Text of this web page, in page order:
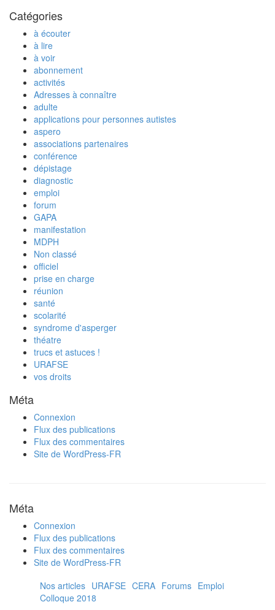
Catégories
à écouter
à lire
à voir
abonnement
activités
Adresses à connaître
adulte
applications pour personnes autistes
aspero
associations partenaires
conférence
dépistage
diagnostic
emploi
forum
GAPA
manifestation
MDPH
Non classé
officiel
prise en charge
réunion
santé
scolarité
syndrome d'asperger
théatre
trucs et astuces !
URAFSE
vos droits
Méta
Connexion
Flux des publications
Flux des commentaires
Site de WordPress-FR
Méta
Connexion
Flux des publications
Flux des commentaires
Site de WordPress-FR
Nos articles URAFSE CERA Forums Emploi
Colloque 2018